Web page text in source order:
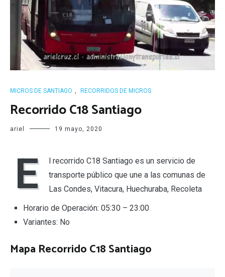
MICROS DE SANTIAGO , RECORRIDOS DE MICROS
Recorrido C18 Santiago
ariel 19 mayo, 2020
E
l recorrido C18 Santiago es un servicio de
transporte público que une a las comunas de
Las Condes, Vitacura, Huechuraba, Recoleta
Horario de Operación: 05:30 – 23:00
Variantes: No
Mapa Recorrido C18 Santiago